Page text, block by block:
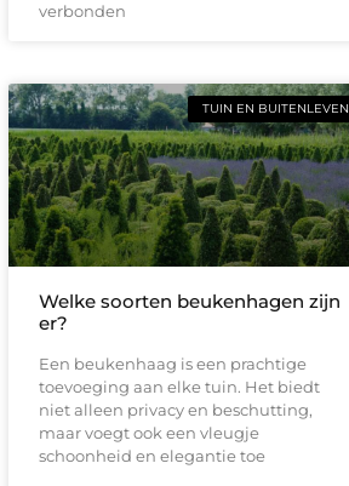
verbonden
TUIN EN BUITENLEVEN
Welke soorten beukenhagen zijn
er?
Een beukenhaag is een prachtige
toevoeging aan elke tuin. Het biedt
niet alleen privacy en beschutting,
maar voegt ook een vleugje
schoonheid en elegantie toe